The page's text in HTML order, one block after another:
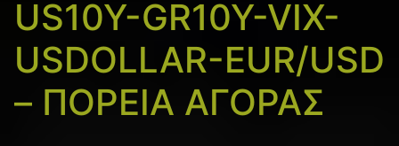
US10Y-GR10Y-VIX-
USDOLLAR-EUR/USD
– ΠΟΡΕΙΑ ΑΓΟΡΑΣ